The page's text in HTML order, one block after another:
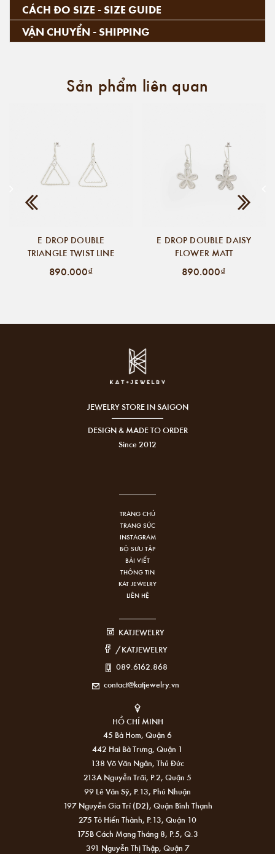
CÁCH ĐO SIZE - SIZE GUIDE
VẬN CHUYỂN - SHIPPING
Sản phẩm liên quan
E DROP DOUBLE
TRIANGLE TWIST LINE
890.000₫
E DROP DOUBLE DAISY
FLOWER MATT
890.000₫
JEWELRY STORE IN SAIGON
DESIGN & MADE TO ORDER
Since 2012
TRANG CHỦ
TRANG SỨC
INSTAGRAM
BỘ SƯU TẬP
BÀI VIẾT
THÔNG TIN
KAT JEWELRY
LIÊN HỆ
KATJEWELRY
/KATJEWELRY
089.6162.868
contact@katjewelry.vn
HỒ CHÍ MINH
45 Bà Hom, Quận 6
442 Hai Bà Trưng, Quận 1
138 Võ Văn Ngân, Thủ Đức
213A Nguyễn Trãi, P.2, Quận 5
99 Lê Văn Sỹ, P.13, Phú Nhuận
197 Nguyễn Gia Trí (D2), Quận Bình Thạnh
275 Tô Hiến Thành, P.13, Quận 10
175B Cách Mạng Tháng 8, P.5, Q.3
391 Nguyễn Thị Thập, Quận 7